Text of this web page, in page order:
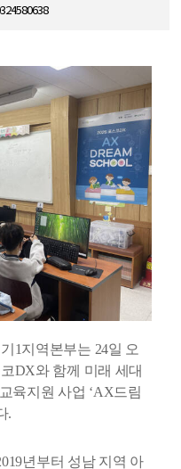
1지역본부는 24일 오
DX와 함께 미래 세대
육지원 사업 ‘AX드림
.
년부터 성남 지역 아